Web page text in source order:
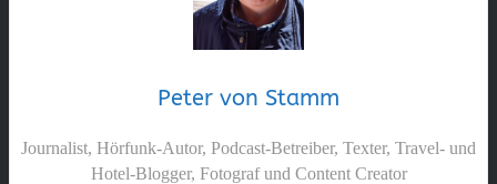
Peter von Stamm
Journalist, Hörfunk-Autor, Podcast-Betreiber, Texter, Travel- und
Hotel-Blogger, Fotograf und Content Creator